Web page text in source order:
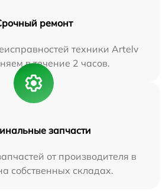
ремонт
техники Artelv
в течение 2 часов.
запчасти
от производителя в
собственных складах.